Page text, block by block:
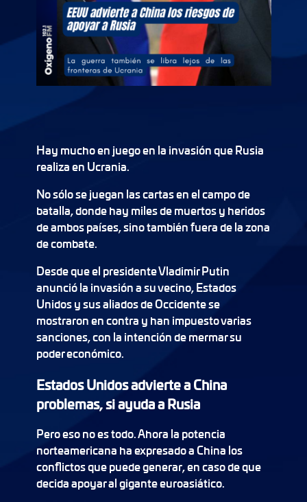
Hay mucho en juego en la invasión que Rusia
realiza en Ucrania.
No sólo se juegan las cartas en el campo de
batalla, donde hay miles de muertos y heridos
de ambos países, sino también fuera de la zona
de combate.
Desde que el presidente Vladimir Putin
anunció la invasión a su vecino, Estados
Unidos y sus aliados de Occidente se
mostraron en contra y han impuesto varias
sanciones, con la intención de mermar su
poder económico.
Estados Unidos advierte a China
problemas, si ayuda a Rusia
Pero eso no es todo. Ahora la potencia
norteamericana ha expresado a China los
conflictos que puede generar, en caso de que
decida apoyar al gigante euroasiático.